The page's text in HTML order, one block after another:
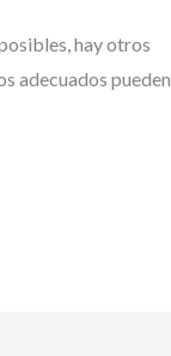
hay otros
adecuados pueden